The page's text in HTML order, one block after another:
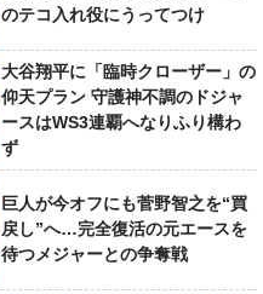
のテコ入れ役にうってつけ
大谷翔平に「臨時クローザー」の
仰天プラン 守護神不調のドジャ
ースはWS3連覇へなりふり構わ
ず
巨人が今オフにも菅野智之を“買
戻し”へ…完全復活の元エースを
待つメジャーとの争奪戦